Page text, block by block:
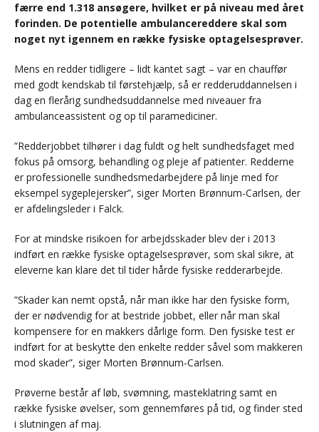
færre end 1.318 ansøgere, hvilket er på niveau med året
forinden. De potentielle ambulancereddere skal som
noget nyt igennem en række fysiske optagelsesprøver.
Mens en redder tidligere – lidt kantet sagt – var en chauffør
med godt kendskab til førstehjælp, så er redderuddannelsen i
dag en flerårig sundhedsuddannelse med niveauer fra
ambulanceassistent og op til paramediciner.
​”Redderjobbet tilhører i dag fuldt og helt sundhedsfaget med
fokus på omsorg, behandling og pleje af patienter. Redderne
er professionelle sundhedsmedarbejdere på linje med for
eksempel sygeplejersker”, siger Morten Brønnum-Carlsen, der
er afdelingsleder i Falck.
For at mindske risikoen for arbejdsskader blev der i 2013
indført en række fysiske optagelsesprøver, som skal sikre, at
eleverne kan klare det til tider hårde fysiske redderarbejde.
”Skader kan nemt opstå, når man ikke har den fysiske form,
der er nødvendig for at bestride jobbet, eller når man skal
kompensere for en makkers dårlige form. Den fysiske test er
indført for at beskytte den enkelte redder såvel som makkeren
mod skader”, siger Morten Brønnum-Carlsen.
Prøverne består af løb, svømning, masteklatring samt en
række fysiske øvelser, som gennemføres på tid, og finder sted
i slutningen af maj.